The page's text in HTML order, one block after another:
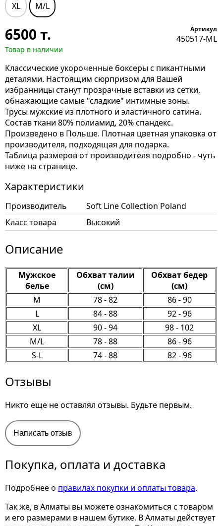
XL
M/L
6500 т.
Товар в наличии
Артикул
450517-ML
Классические укороченные боксеры с пикантными
деталями. Настоящим сюрпризом для Вашей
избранницы станут прозрачные вставки из сетки,
обнажающие самые "сладкие" интимные зоны.
Трусы мужские из плотного и эластичного сатина.
Состав ткани 80% полиамид, 20% спандекс.
Произведено в Польше. Плотная цветная упаковка от
производителя, подходящая для подарка.
Таблица размеров от производителя подробно - чуть
ниже на странице.
Характеристики
Производитель
Soft Line Collection Poland
Класс товара
Высокий
Описание
Мужское
белье
Обхват талии
(см)
Обхват бедер
(см)
M
78 - 82
86 - 90
L
84 - 88
92 - 96
XL
90 - 94
98 - 102
M/L
78 - 88
86 - 96
S-L
74 - 88 82 - 96
Отзывы
Никто еще не оставлял отзывы. Будьте первым.
Написать отзыв
Покупка, оплата и доставка
Подробнее о правилах покупки и оплаты товара.
Так же, в Алматы вы можете ознакомиться с товаром
и его размерами в нашем бутике. В Алматы действует